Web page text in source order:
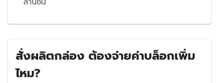
สั่งผลิตกล่อง ต้องจ่ายค่าบล็อกเพิ่ม
ไหม?